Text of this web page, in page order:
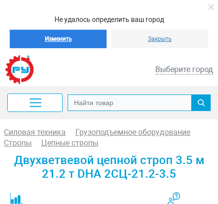
Не удалось определить ваш город
Изменить Закрыть
Выберите город
Силовая техника
Грузоподъемное оборудование
Стропы
Цепные стропы
Двухветвевой цепной строп 3.5 м
21.2 т DHA 2СЦ-21.2-3.5